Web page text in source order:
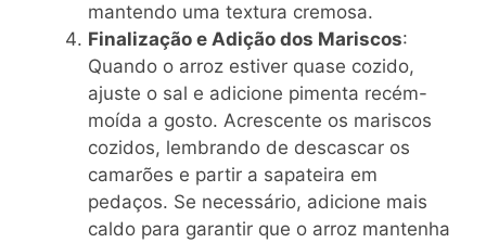
mantendo uma textura cremosa.
Finalização e Adição dos Mariscos:
Quando o arroz estiver quase cozido,
ajuste o sal e adicione pimenta recém-
moída a gosto. Acrescente os mariscos
cozidos, lembrando de descascar os
camarões e partir a sapateira em
pedaços. Se necessário, adicione mais
caldo para garantir que o arroz mantenha